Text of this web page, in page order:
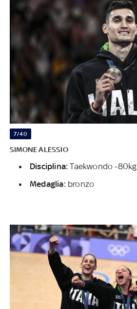
7/40
SIMONE ALESSIO
Disciplina:Taekwondo -80kg
Medaglia:bronzo